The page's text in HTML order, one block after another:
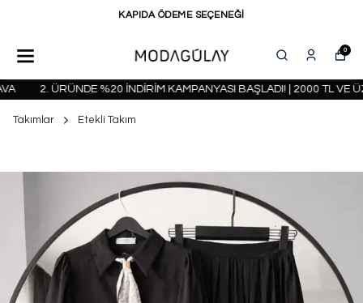
KAPIDA ÖDEME SEÇENEĞİ
0
2. ÜRÜNDE %20 İNDİRİM KAMPANYASI BAŞLADI! | 2000 TL VE
Takımlar Etekli Takım